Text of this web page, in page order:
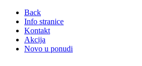
Back
Info stranice
Kontakt
Akcija
Novo u ponudi